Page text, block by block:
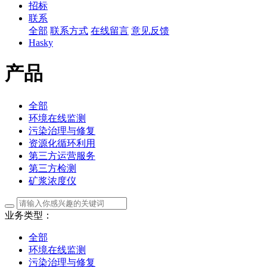
招标
联系
全部 联系方式 在线留言 意见反馈
Hasky
产品
全部
环境在线监测
污染治理与修复
资源化循环利用
第三方运营服务
第三方检测
矿浆浓度仪
业务类型：
全部
环境在线监测
污染治理与修复